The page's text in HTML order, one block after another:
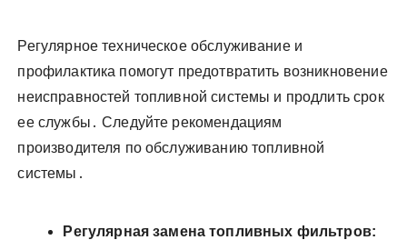
Регулярное техническое обслуживание и
профилактика помогут предотвратить возникновение
неисправностей топливной системы и продлить срок
ее службы․ Следуйте рекомендациям
производителя по обслуживанию топливной
системы․
Регулярная замена топливных фильтров: